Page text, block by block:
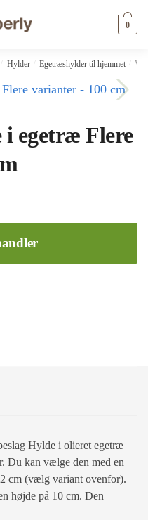
0
Hylder Egetræshylder til hjemmet
egetræ Flere
Hylde i olieret egetræ
Du kan vælge den med en
cm (vælg variant ovenfor).
højde på 10 cm. Den